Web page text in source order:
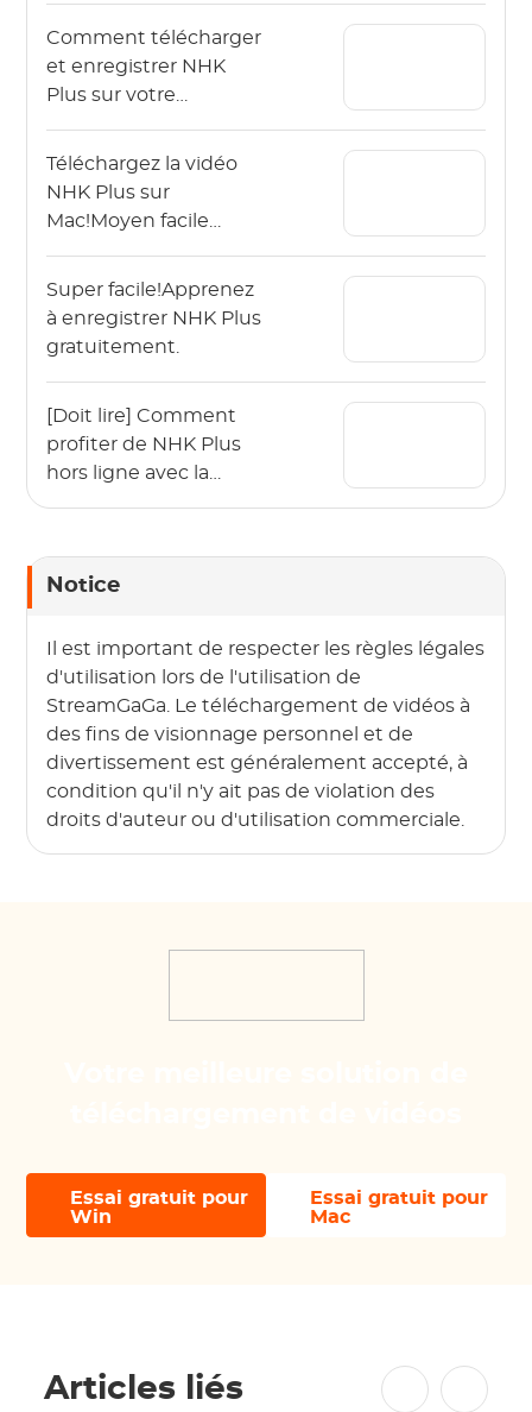
téléchargement facile
StreamGaga!
Comment télécharger
et enregistrer NHK
Plus sur votre
Téléchargez la vidéo
NHK Plus sur
Mac!Moyen facile
vidéos de haute
qualité
Super facile!Apprenez
à enregistrer NHK Plus
gratuitement.
[Doit lire] Comment
profiter de NHK Plus
hors ligne avec la
Notice
Il est important de respecter les règles légales
d'utilisation lors de l'utilisation de
StreamGaGa. Le téléchargement de vidéos à
des fins de visionnage personnel et de
divertissement est généralement accepté, à
condition qu'il n'y ait pas de violation des
droits d'auteur ou d'utilisation commerciale.
Essai gratuit pour
Win
Essai gratuit pour
Mac
Articles liés